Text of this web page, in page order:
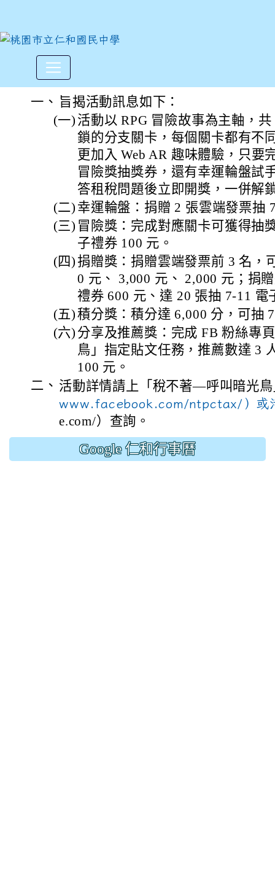
「暗光鳥任務之旅」
一、 旨揭活動訊息如下：
(一) 活動以 RPG 冒險故事為主軸，
鎖的分支關卡，每個關卡都有不
更加入 Web AR 趣味體驗，只要
冒險獎抽獎券，還有幸運輪盤試
答租稅問題後立即開獎，一併解
(二) 幸運輪盤：捐贈 2 張雲端發票抽
(三) 冒險獎：完成對應關卡可獲得抽
子禮券 100 元。
(四) 捐贈獎：捐贈雲端發票前 3 名，
0 元、 3,000 元、 2,000 元；捐
禮券 600 元、達 20 張抽 7-11 電
(五)積分獎：積分達 6,000 分，可抽
(六) 分享及推薦獎：完成 FB 粉絲專
鳥」指定貼文任務，推薦數達 3
100 元。
二、 活動詳情請上「稅不著—呼叫暗光
www.facebook.com/ntpctax/）或
e.com/）查詢。
Google 仁和行事曆